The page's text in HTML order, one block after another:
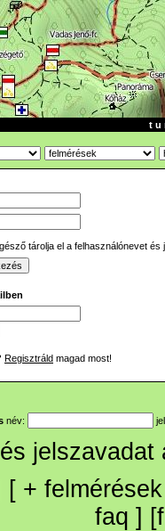
t u
tárolja el a felhasználónevet és
Regisztráld magad most!
név:
[ + felmérések
faq ] [